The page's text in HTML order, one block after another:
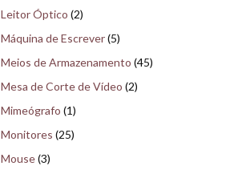
Leitor Óptico (2)
Máquina de Escrever(5)
Meios de Armazenamento (45)
Mesa de Corte de Vídeo (2)
Mimeógrafo (1)
Monitores (25)
Mouse(3)